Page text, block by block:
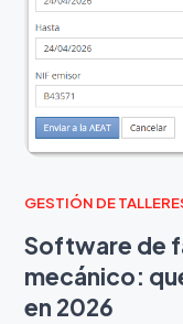
GESTIÓN DE
Software de
mecánico:
en 2026